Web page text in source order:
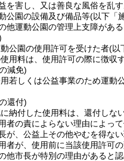
を害し、又は善良な風俗を乱
公園の設備及び備品等(以下「
他運動公園の管理上支障がある
公園の使用許可を受けた者(以
用料は、使用許可の際に徴収す
減免)
若しくは公益事業のため運動
還付)
納付した使用料は、還付しない
者の責によらない理由によっ
が、公益上その他やむを得な
者が、使用前に当該使用許可
他市長が特別の理由があると認